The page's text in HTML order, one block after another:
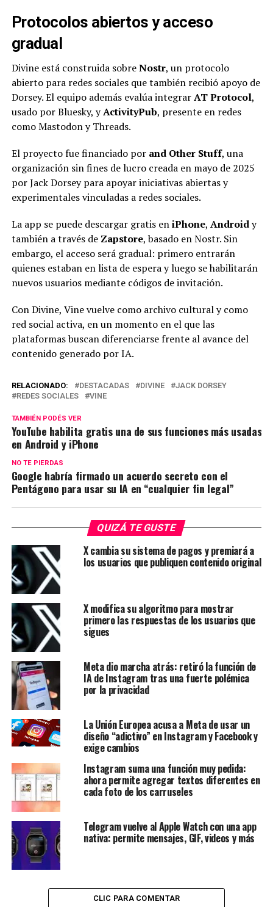
Protocolos abiertos y acceso
gradual
Divine está construida sobreNostr, un protocolo
abierto para redes sociales que también recibió apoyo de
Dorsey. El equipo además evalúa integrarAT Protocol,
usado por Bluesky, yActivityPub, presente en redes
como Mastodon y Threads.
El proyecto fue financiado por and Other Stuff, una
organización sin fines de lucro creada en mayo de 2025
por Jack Dorsey para apoyar iniciativas abiertas y
experimentales vinculadas a redes sociales.
La app se puede descargar gratis eniPhone, Androidy
también a través de Zapstore, basado en Nostr. Sin
embargo, el acceso será gradual: primero entrarán
quienes estaban en lista de espera y luego se habilitarán
nuevos usuarios mediante códigos de invitación.
Con Divine, Vine vuelve como archivo cultural y como
red social activa, en un momento en el que las
plataformas buscan diferenciarse frente al avance del
contenido generado por IA.
RELACIONADO: DESTACADAS DIVINE
JACK DORSEY
REDES SOCIALES
VINE
TAMBIÉN PODÉS VER
YouTube habilita gratis una de sus funciones más usadas
en Android y iPhone
NO TE PIERDAS
Google habría firmado un acuerdo secreto con el
Pentágono para usar su IA en “cualquier fin legal”
QUIZÁ TE GUSTE
X cambia su sistema de pagos y premiará a
los usuarios que publiquen contenido original
X modifica su algoritmo para mostrar
primero las respuestas de los usuarios que
sigues
Meta dio marcha atrás: retiró la función de
IA de Instagram tras una fuerte polémica
por la privacidad
La Unión Europea acusa a Meta de usar un
diseño “adictivo” en Instagram y Facebook y
exige cambios
Instagram suma una función muy pedida:
ahora permite agregar textos diferentes en
cada foto de los carruseles
Telegram vuelve al Apple Watch con una app
nativa: permite mensajes, GIF, videos y más
CLIC PARA COMENTAR